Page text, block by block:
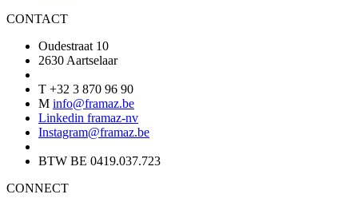
CONTACT
Oudestraat 10
2630 Aartselaar
T +32 3 870 96 90
M info@framaz.be
Linkedin framaz-nv
Instagram@framaz.be
BTW BE 0419.037.723
CONNECT